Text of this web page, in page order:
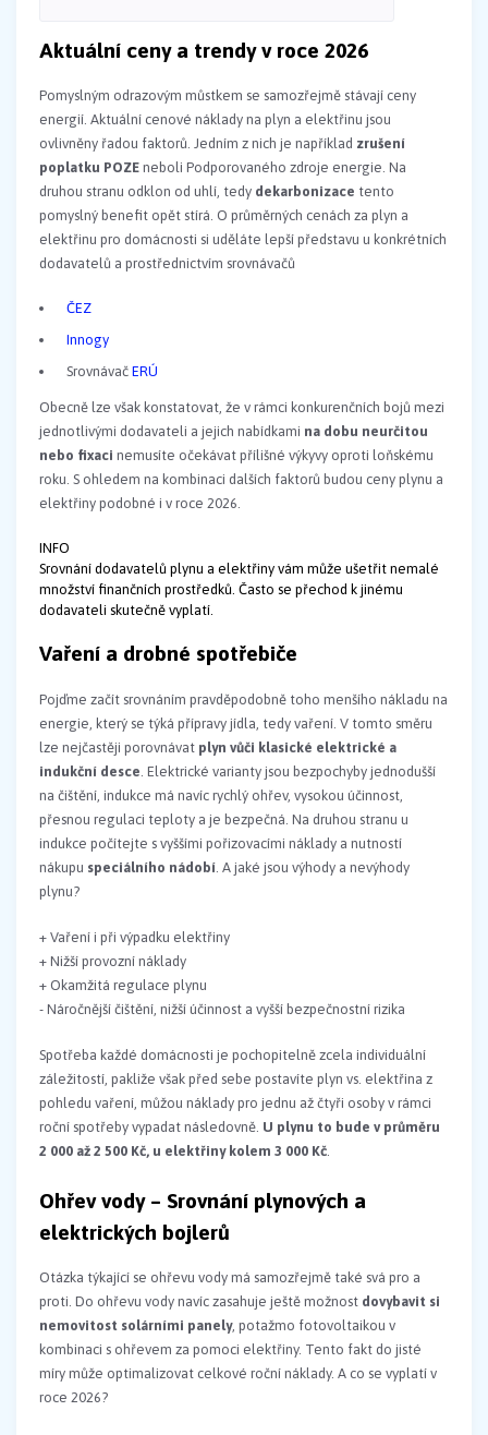
Aktuální ceny a trendy v roce 2026
Pomyslným odrazovým můstkem se samozřejmě stávají ceny
energií. Aktuální cenové náklady na plyn a elektřinu jsou
ovlivněny řadou faktorů. Jedním z nich je například zrušení
poplatku POZEneboli Podporovaného zdroje energie. Na
druhou stranu odklon od uhlí, tedy dekarbonizace tento
pomyslný benefit opět stírá. O průměrných cenách za plyn a
elektřinu pro domácnosti si uděláte lepší představu u konkrétních
dodavatelů a prostřednictvím srovnávačů
ČEZ
Innogy
Srovnávač ERÚ
Obecně lze však konstatovat, že v rámci konkurenčních bojů mezi
jednotlivými dodavateli a jejich nabídkami na dobu neurčitou
nebo fixaci nemusíte očekávat přílišné výkyvy oproti loňskému
roku. S ohledem na kombinaci dalších faktorů budou ceny plynu a
elektřiny podobné i v roce 2026.
INFO
Srovnání dodavatelů plynu a elektřiny vám může ušetřit nemalé
množství finančních prostředků. Často se přechod k jinému
dodavateli skutečně vyplatí.
Vaření a drobné spotřebiče
Pojďme začít srovnáním pravděpodobně toho menšího nákladu na
energie, který se týká přípravy jídla, tedy vaření. V tomto směru
lze nejčastěji porovnávat plyn vůči klasické elektrické a
indukční desce . Elektrické varianty jsou bezpochyby jednodušší
na čištění, indukce má navíc rychlý ohřev, vysokou účinnost,
přesnou regulaci teploty a je bezpečná. Na druhou stranu u
indukce počítejte s vyššími pořizovacími náklady a nutností
nákupu speciálního nádobí. A jaké jsou výhody a nevýhody
plynu?
+ Vaření i při výpadku elektřiny
+ Nižší provozní náklady
+ Okamžitá regulace plynu
- Náročnější čištění, nižší účinnost a vyšší bezpečnostní rizika
Spotřeba každé domácnosti je pochopitelně zcela individuální
záležitostí, pakliže však před sebe postavíte plyn vs. elektřina z
pohledu vaření, můžou náklady pro jednu až čtyři osoby v rámci
roční spotřeby vypadat následovně. U plynu to bude v průměru
2 000 až 2 500 Kč, u elektřiny kolem 3 000 Kč.
Ohřev vody – Srovnání plynových a
elektrických bojlerů
Otázka týkající se ohřevu vody má samozřejmě také svá pro a
proti. Do ohřevu vody navíc zasahuje ještě možnost dovybavit si
nemovitost solárními panely, potažmo fotovoltaikou v
kombinaci s ohřevem za pomoci elektřiny. Tento fakt do jisté
míry může optimalizovat celkové roční náklady. A co se vyplatí v
roce 2026?